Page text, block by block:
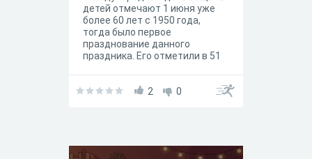
детей отмечают 1 июня уже
более 60 лет с 1950 года,
тогда было первое
празднование данного
праздника. Его отметили в 51
насыщенный зелёный фон с
2 0